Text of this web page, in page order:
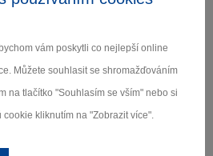
vám poskytli co nejlepší online
Můžete souhlasit se shromažďováním
na tlačítko "Souhlasím se vším" nebo si
kliknutím na "Zobrazit více".